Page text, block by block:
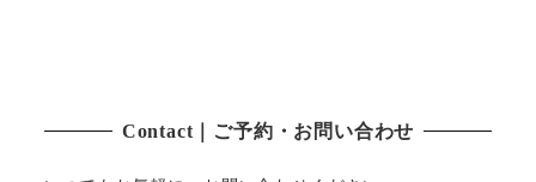
Contact｜ご予約・お問い合わせ